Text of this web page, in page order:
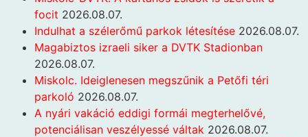
focit 2026.08.07.
Indulhat a szélerőmű parkok létesítése 2026.08.07.
Magabiztos izraeli siker a DVTK Stadionban
2026.08.07.
Miskolc. Ideiglenesen megszűnik a Petőfi téri
parkoló 2026.08.07.
A nyári vakáció eddigi formái megterhelővé,
potenciálisan veszélyessé váltak 2026.08.07.